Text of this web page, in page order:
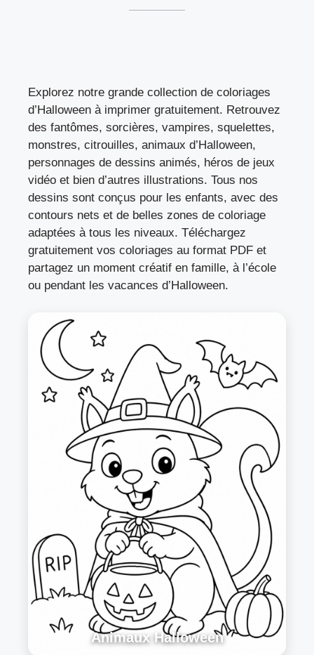
Explorez notre grande collection de coloriages
d’Halloween à imprimer gratuitement. Retrouvez
des fantômes, sorcières, vampires, squelettes,
monstres, citrouilles, animaux d’Halloween,
personnages de dessins animés, héros de jeux
vidéo et bien d’autres illustrations. Tous nos
dessins sont conçus pour les enfants, avec des
contours nets et de belles zones de coloriage
adaptées à tous les niveaux. Téléchargez
gratuitement vos coloriages au format PDF et
partagez un moment créatif en famille, à l’école
ou pendant les vacances d’Halloween.
Animaux Halloween